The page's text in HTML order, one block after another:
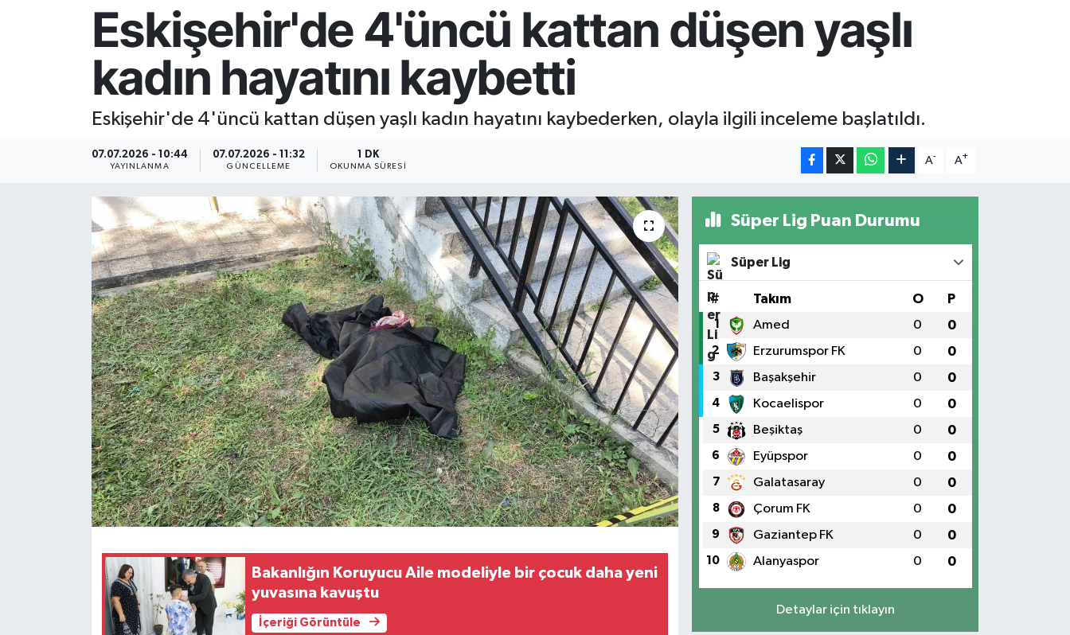
Eskişehir'de 4'üncü kattan düşen yaşlı
kadın hayatını kaybetti
Eskişehir'de 4'üncü kattan düşen yaşlı kadın hayatını kaybederken, olayla ilgili inceleme başlatıldı.
07.07.2026 - 10:44
YAYINLANMA
07.07.2026 - 11:32
GÜNCELLEME
1 DK
OKUNMA SÜRESI
A- A+
Bakanlığın Koruyucu Aile modeliyle bir çocuk daha yeni
yuvasına kavuştu
İçeriği Görüntüle
Süper Lig Puan Durumu
Süper Lig
# Takım O P
1 Amed 0 0
2 Erzurumspor FK 0 0
3 Başakşehir 0 0
4 Kocaelispor 0 0
5 Beşiktaş 0 0
6 Eyüpspor 0 0
7 Galatasaray 0 0
8 Çorum FK 0 0
9 Gaziantep FK 0 0
10 Alanyaspor 0 0
Detaylar için tıklayın
Resmi İlan